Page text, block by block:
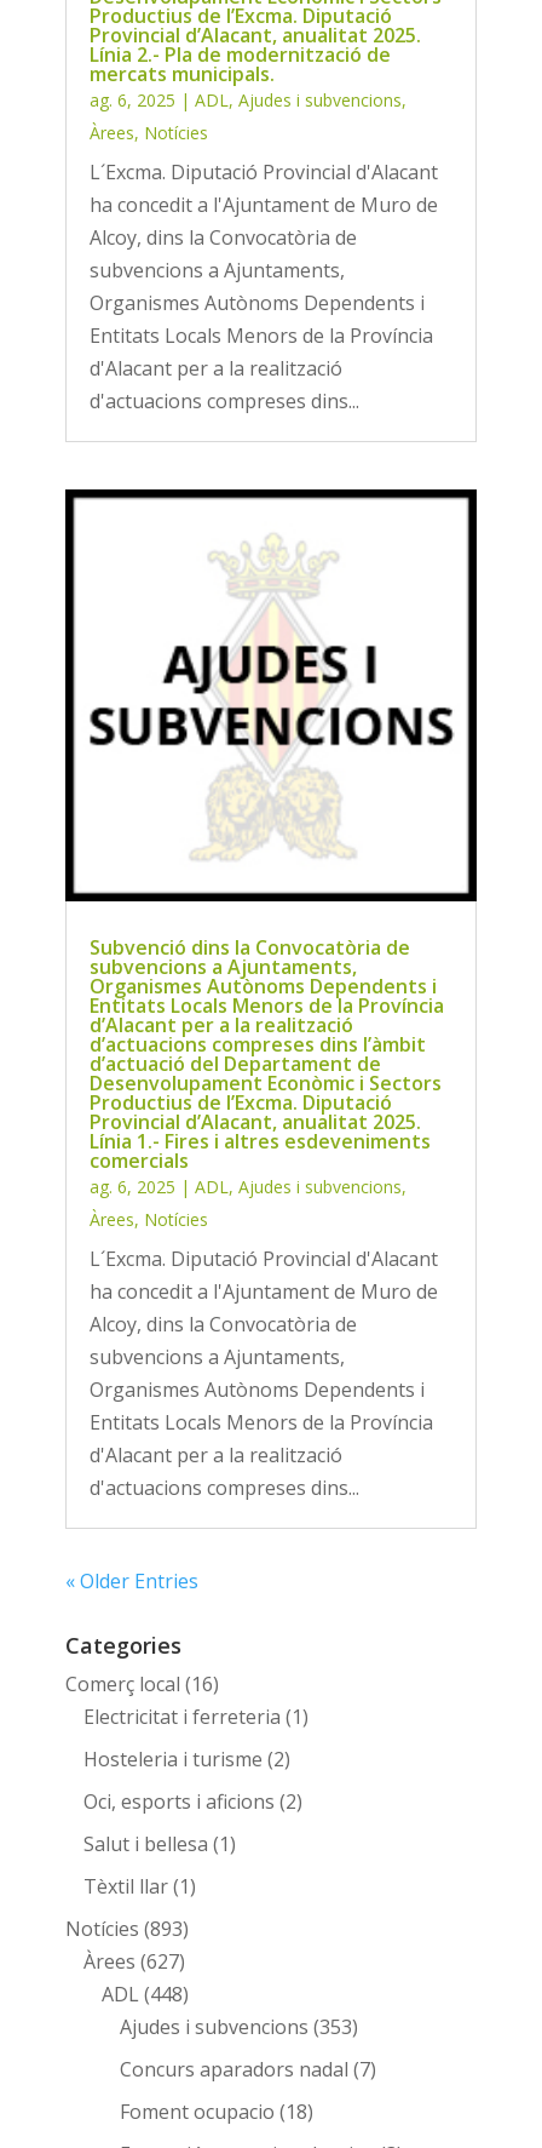
Productius de l’Excma. Diputació
Provincial d’Alacant, anualitat 2025.
Línia 2.- Pla de modernització de
mercats municipals.
ag. 6, 2025 | ADL, Ajudes i subvencions,
Àrees, Notícies
L´Excma. Diputació Provincial d'Alacant
ha concedit a l'Ajuntament de Muro de
Alcoy, dins la Convocatòria de
subvencions a Ajuntaments,
Organismes Autònoms Dependents i
Entitats Locals Menors de la Província
d'Alacant per a la realització
d'actuacions compreses dins...
Subvenció dins la Convocatòria de
subvencions a Ajuntaments,
Organismes Autònoms Dependents i
Entitats Locals Menors de la Província
d’Alacant per a la realització
d’actuacions compreses dins l’àmbit
d’actuació del Departament de
Desenvolupament Econòmic i Sectors
Productius de l’Excma. Diputació
Provincial d’Alacant, anualitat 2025.
Línia 1.- Fires i altres esdeveniments
comercials
ag. 6, 2025 | ADL, Ajudes i subvencions,
Àrees, Notícies
L´Excma. Diputació Provincial d'Alacant
ha concedit a l'Ajuntament de Muro de
Alcoy, dins la Convocatòria de
subvencions a Ajuntaments,
Organismes Autònoms Dependents i
Entitats Locals Menors de la Província
d'Alacant per a la realització
d'actuacions compreses dins...
« Older Entries
Categories
Comerç local (16)
Electricitat i ferreteria (1)
Hosteleria i turisme (2)
Oci, esports i aficions (2)
Salut i bellesa (1)
Tèxtil llar(1)
Notícies (893)
Àrees (627)
ADL(448)
Ajudes i subvencions (353)
Concurs aparadors nadal (7)
Foment ocupacio (18)